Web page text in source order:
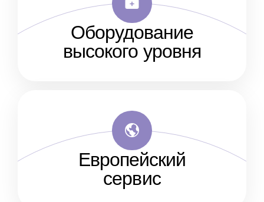
Оборудование
высокого уровня
Европейский
сервис